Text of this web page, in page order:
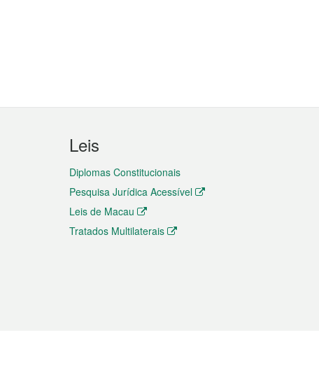
Leis
Diplomas Constitucionais
Pesquisa Jurídica Acessível
Leis de Macau
Tratados Multilaterais